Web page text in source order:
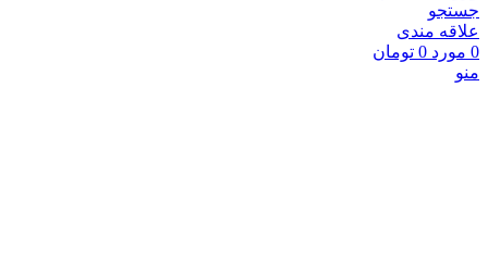
جستجو
علاقه مندی
0 مورد 0 تومان
منو